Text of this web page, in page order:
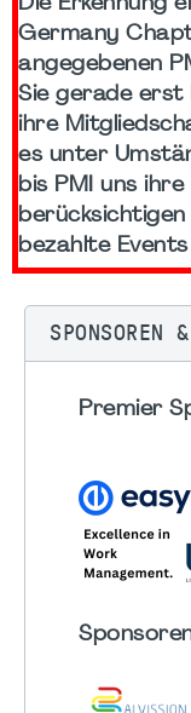
Germany
angegebenen
Sie gerade erst
ihre
es unter
bis PMI uns
bezahlte
SPONSOREN
Premier